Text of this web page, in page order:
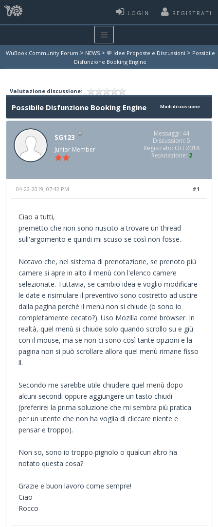
LOGIN REGISTRATI
WuBook Community Forum > NEWS > 💬 Idee Proposte e Discussioni > Possibile
Disfunzione Booking Engine
Valutazione discussione:
Modi discussione
Possibile Disfunzione Booking Engine
SG123
Junior Member
Messaggi: 44
Discussioni: 5
Registrato: Oct 2018
Reputazione: 2
#1
04-22-2019, 07:42 PM
Ciao a tutti,
premetto che non sono riuscito a trovare un thread
sull'argomento e quindi mi scuso se così non fosse.
Notavo che, nel sistema di prenotazione, se prenoto più
camere si apre in alto il menù con l'elenco camere
selezionate. Tuttavia, se cambio idea e voglio modificare
le date e risimulare il preventivo sono costretto ad uscire
dalla pagina perchè il menù non si chiude (o sono io
completamente cecato?). Uso Mozilla come browser. In
realtà, quel menù si chiude solo quando scrollo su e giù
con il mouse, ma se non ci sono così tante opzioni e la
pagina non si può scrollare allora quel menù rimane fisso
lì.
Secondo me sarebbe utile chiudere quel menù dopo
alcuni secondi oppure aggiungere un tasto chiudi
(preferirei la prima soluzione che mi sembra più pratica
per un utente che non ha voglia di cliccare niente e
pensar e troppo).
Non so, sono io troppo pignolo o qualcun altro ha
notato questa cosa?
Grazie e buon lavoro come sempre!
Ciao
Rocco